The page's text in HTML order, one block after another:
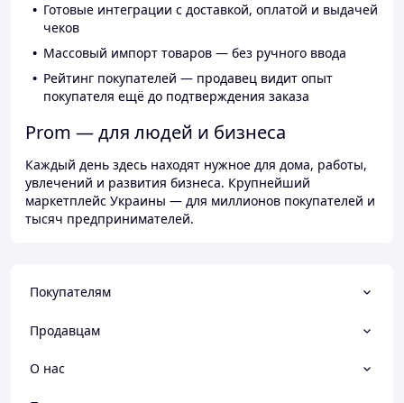
Готовые интеграции с доставкой, оплатой и выдачей
чеков
Массовый импорт товаров — без ручного ввода
Рейтинг покупателей — продавец видит опыт
покупателя ещё до подтверждения заказа
Prom — для людей и бизнеса
Каждый день здесь находят нужное для дома, работы,
увлечений и развития бизнеса. Крупнейший
маркетплейс Украины — для миллионов покупателей и
тысяч предпринимателей.
Покупателям
Продавцам
О нас